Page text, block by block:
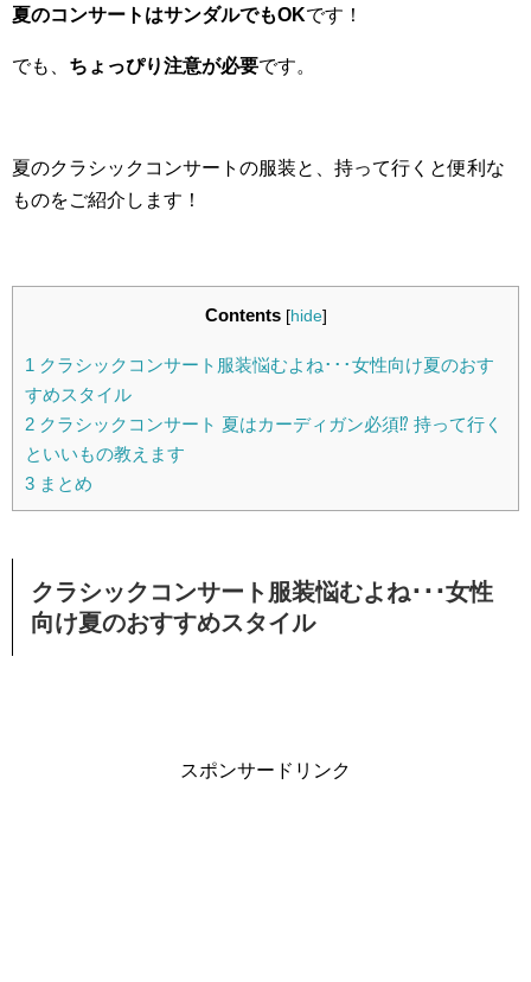
夏のコンサートはサンダルでもOKです！
でも、 ちょっぴり注意が必要です。
夏のクラシックコンサートの服装と、持って行くと便利な
ものをご紹介します！
Contents [hide]
1 クラシックコンサート服装悩むよね･･･女性向け夏のおす
すめスタイル
2 クラシックコンサート 夏はカーディガン必須⁉︎ 持って行く
といいもの教えます
3 まとめ
クラシックコンサート服装悩むよね･･･女性
向け夏のおすすめスタイル
スポンサードリンク